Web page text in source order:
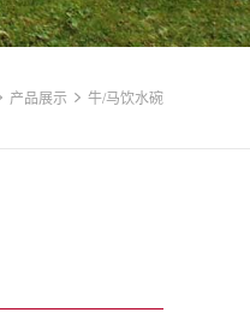
产品展示 牛/马饮水碗